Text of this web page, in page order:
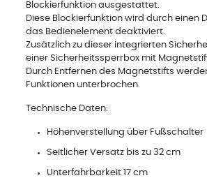
Blockierfunktion ausgestattet.
Diese Blockierfunktion wird durch einen
das Bedienelement deaktiviert.
Zusätzlich zu dieser integrierten
einer Sicherheitssperrbox mit
Durch Entfernen des Magnetstifts
Funktionen unterbrochen.
Technische Daten:
Höhenverstellung über Fußschalter
Seitlicher Versatz bis zu 32 cm
Unterfahrbarkeit 17 cm